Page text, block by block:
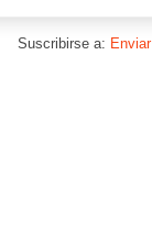
Suscribirse a: